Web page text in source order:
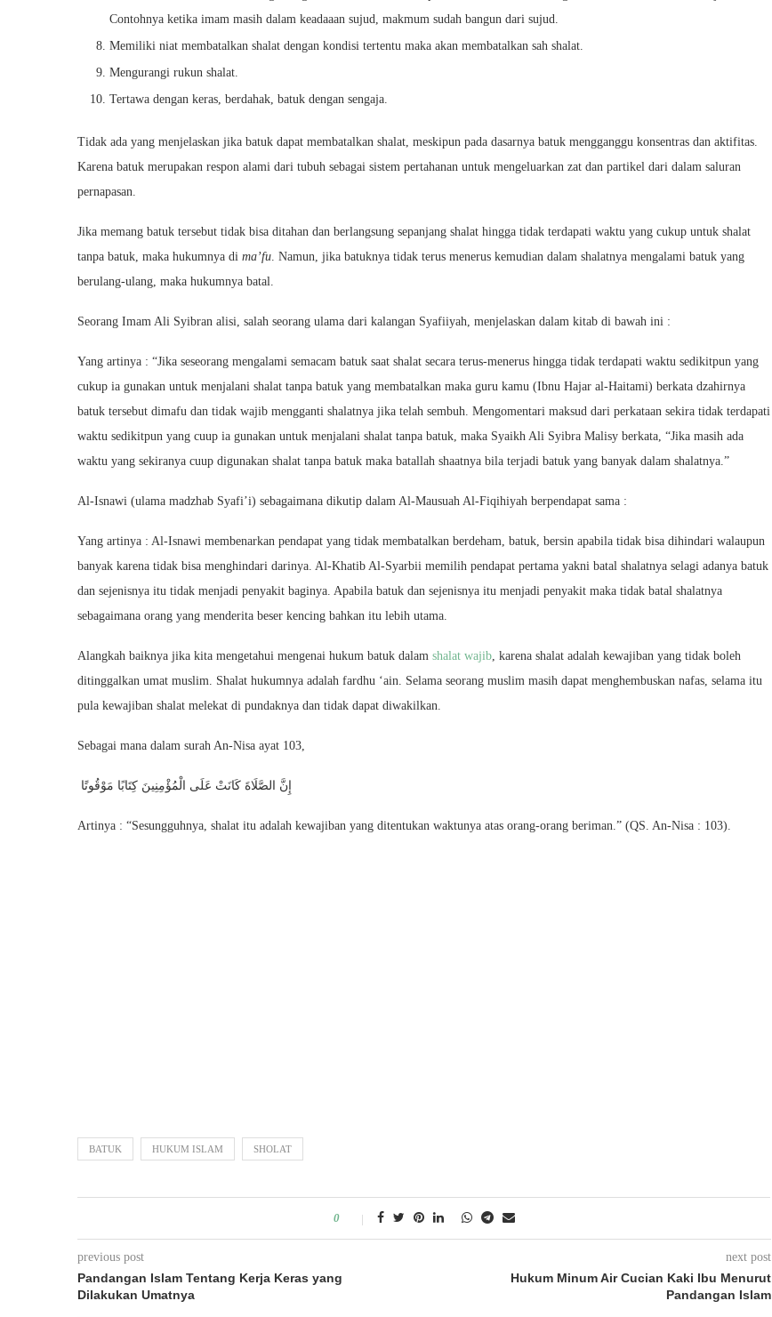
Contohnya ketika imam masih dalam keadaaan sujud, makmum sudah bangun dari sujud.
Memiliki niat membatalkan shalat dengan kondisi tertentu maka akan membatalkan sah shalat.
Mengurangi rukun shalat.
Tertawa dengan keras, berdahak, batuk dengan sengaja.
Tidak ada yang menjelaskan jika batuk dapat membatalkan shalat, meskipun pada dasarnya batuk mengganggu konsentras dan aktifitas.
Karena batuk merupakan respon alami dari tubuh sebagai sistem pertahanan untuk mengeluarkan zat dan partikel dari dalam saluran
pernapasan.
Jika memang batuk tersebut tidak bisa ditahan dan berlangsung sepanjang shalat hingga tidak terdapati waktu yang cukup untuk shalat
tanpa batuk, maka hukumnya di ma’fu. Namun, jika batuknya tidak terus menerus kemudian dalam shalatnya mengalami batuk yang
berulang-ulang, maka hukumnya batal.
Seorang Imam Ali Syibran alisi, salah seorang ulama dari kalangan Syafiiyah, menjelaskan dalam kitab di bawah ini :
Yang artinya : “Jika seseorang mengalami semacam batuk saat shalat secara terus-menerus hingga tidak terdapati waktu sedikitpun yang
cukup ia gunakan untuk menjalani shalat tanpa batuk yang membatalkan maka guru kamu (Ibnu Hajar al-Haitami) berkata dzahirnya
batuk tersebut dimafu dan tidak wajib mengganti shalatnya jika telah sembuh. Mengomentari maksud dari perkataan sekira tidak terdapati
waktu sedikitpun yang cuup ia gunakan untuk menjalani shalat tanpa batuk, maka Syaikh Ali Syibra Malisy berkata, “Jika masih ada
waktu yang sekiranya cuup digunakan shalat tanpa batuk maka batallah shaatnya bila terjadi batuk yang banyak dalam shalatnya.”
Al-Isnawi (ulama madzhab Syafi’i) sebagaimana dikutip dalam Al-Mausuah Al-Fiqihiyah berpendapat sama :
Yang artinya : Al-Isnawi membenarkan pendapat yang tidak membatalkan berdeham, batuk, bersin apabila tidak bisa dihindari walaupun
banyak karena tidak bisa menghindari darinya. Al-Khatib Al-Syarbii memilih pendapat pertama yakni batal shalatnya selagi adanya batuk
dan sejenisnya itu tidak menjadi penyakit baginya. Apabila batuk dan sejenisnya itu menjadi penyakit maka tidak batal shalatnya
sebagaimana orang yang menderita beser kencing bahkan itu lebih utama.
Alangkah baiknya jika kita mengetahui mengenai hukum batuk dalam shalat wajib, karena shalat adalah kewajiban yang tidak boleh
ditinggalkan umat muslim. Shalat hukumnya adalah fardhu ‘ain. Selama seorang muslim masih dapat menghembuskan nafas, selama itu
pula kewajiban shalat melekat di pundaknya dan tidak dapat diwakilkan.
Sebagai mana dalam surah An-Nisa ayat 103,
إِنَّ الصَّلَاةَ كَانَتْ عَلَى الْمُؤْمِنِينَ كِتَابًا مَوْقُوتًا
Artinya : “Sesungguhnya, shalat itu adalah kewajiban yang ditentukan waktunya atas orang-orang beriman.” (QS. An-Nisa : 103).
BATUK HUKUM ISLAM SHOLAT
0
previous post
Pandangan Islam Tentang Kerja Keras yang
Dilakukan Umatnya
next post
Hukum Minum Air Cucian Kaki Ibu Menurut
Pandangan Islam